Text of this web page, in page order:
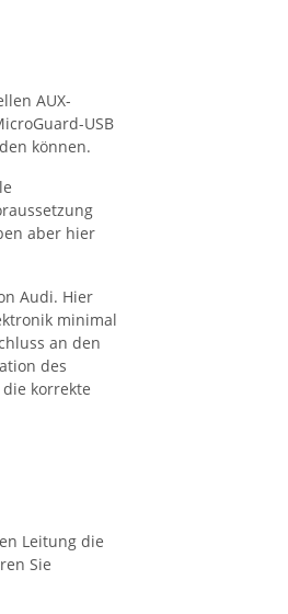
AUX-
USB
können.
aber hier
Audi. Hier
minimal
an den
des
korrekte
Leitung die
Sie